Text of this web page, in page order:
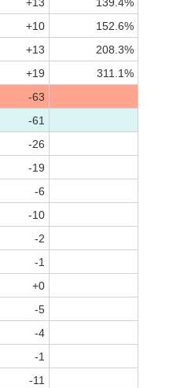
+13
139.4%
+10
152.6%
+13
208.3%
+19
311.1%
-63
-61
-26
-19
-6
-10
-2
-1
+0
-5
-4
-1
-11